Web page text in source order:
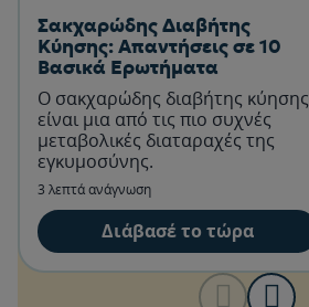
Σακχαρώδης Διαβήτης
Κύησης: Απαντήσεις σε 10
Βασικά Ερωτήματα
Ο σακχαρώδης διαβήτης κύησης
είναι μια από τις πιο συχνές
μεταβολικές διαταραχές της
εγκυμοσύνης.
3 λεπτά ανάγνωση
Διάβασέ το τώρα